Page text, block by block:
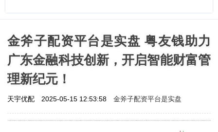
金斧子配资平台是实盘 粤友钱助力
广东金融科技创新，开启智能财富管
理新纪元！
天宇优配 2025-05-15 12:53:58 金斧子配资平台是实盘